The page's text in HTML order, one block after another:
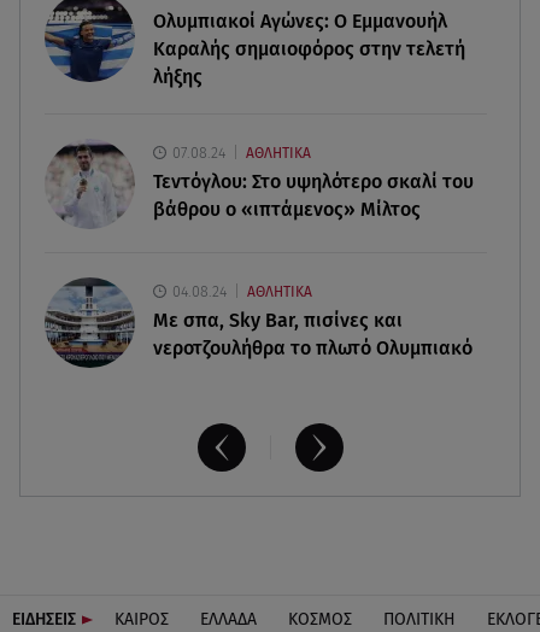
08.08.26 , 11:03
Νέες ταυτότητες: Πού πρέπει να αλλάξετε τα
στοιχεία σας
08.08.26 , 10:47
Γουίλιαμ Όρμπιτ: Πέθανε στα 69 ο παραγωγός
και συνεργάτης της Μαντόνα
Ολυμπιακοί Αγώνες: Ο Εμμανουήλ
Καραλής σημαιοφόρος στην τελετή
λήξης
07.08.24 ΑΘΛΗΤΙΚΑ
Τεντόγλου: Στο υψηλότερο σκαλί του
βάθρου ο «ιπτάμενος» Μίλτος
04.08.24 ΑΘΛΗΤΙΚΑ
Με σπα, Sky Bar, πισίνες και
νεροτζουλήθρα το πλωτό Ολυμπιακό
ΕΙΔΗΣΕΙΣ ΚΑΙΡΟΣ ΕΛΛΑΔΑ ΚΟΣΜΟΣ ΠΟΛΙΤΙΚΗ